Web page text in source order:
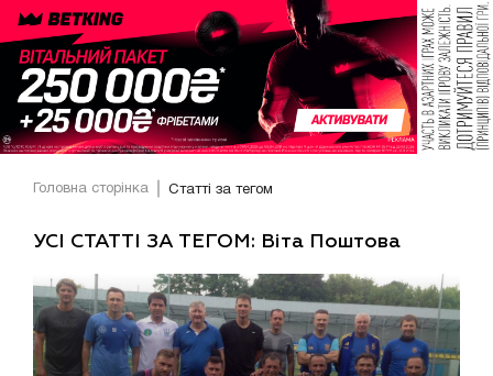
Головна сторінка Статті за тегом
УСІ СТАТТІ ЗА ТЕГОМ: Віта Поштова